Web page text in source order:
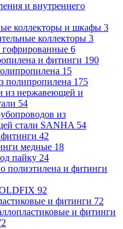
и внутреннего
коллекторы и шкафы 3
коллекторы 3
6
и фитинги 190
15
полипропилена 175
из нержавеющей и
54
из
стали SANHA 54
42
медные 18
пайку 24
полиэтилена и фитинги
92
и фитинги 72
и фитинги